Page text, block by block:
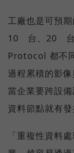
工廠也是可預
10 台、20 台
Protocol 都不
過程累積的影
當企業要跨設
資料節點就有發
「重複性資料